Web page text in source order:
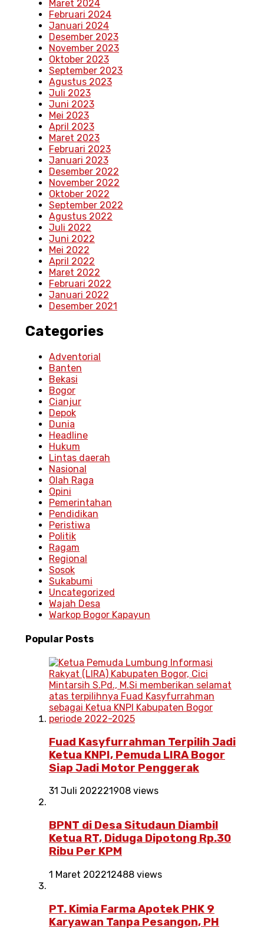
Maret 2024
Februari 2024
Januari 2024
Desember 2023
November 2023
Oktober 2023
September 2023
Agustus 2023
Juli 2023
Juni 2023
Mei 2023
April 2023
Maret 2023
Februari 2023
Januari 2023
Desember 2022
November 2022
Oktober 2022
September 2022
Agustus 2022
Juli 2022
Juni 2022
Mei 2022
April 2022
Maret 2022
Februari 2022
Januari 2022
Desember 2021
Categories
Adventorial
Banten
Bekasi
Bogor
Cianjur
Depok
Dunia
Headline
Hukum
Lintas daerah
Nasional
Olah Raga
Opini
Pemerintahan
Pendidikan
Peristiwa
Politik
Ragam
Regional
Sosok
Sukabumi
Uncategorized
Wajah Desa
Warkop Bogor Kapayun
Popular Posts
Fuad Kasyfurrahman Terpilih Jadi
Ketua KNPI, Pemuda LIRA Bogor
Siap Jadi Motor Penggerak
31 Juli 202221908 views
BPNT di Desa Situdaun Diambil
Ketua RT, Diduga Dipotong Rp.30
Ribu Per KPM
1 Maret 202212488 views
PT. Kimia Farma Apotek PHK 9
Karyawan Tanpa Pesangon, PH